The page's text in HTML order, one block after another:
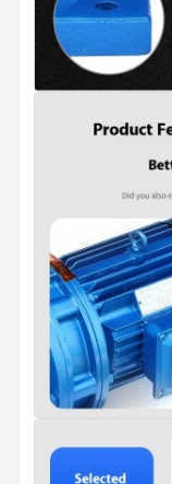
Αρχική
Σελίδα
Εργοστασίων
Όλες Οι
Περιπτώσεις
Τροχοί γερανού
Τύμπανο
Κράνος Αγκώνα